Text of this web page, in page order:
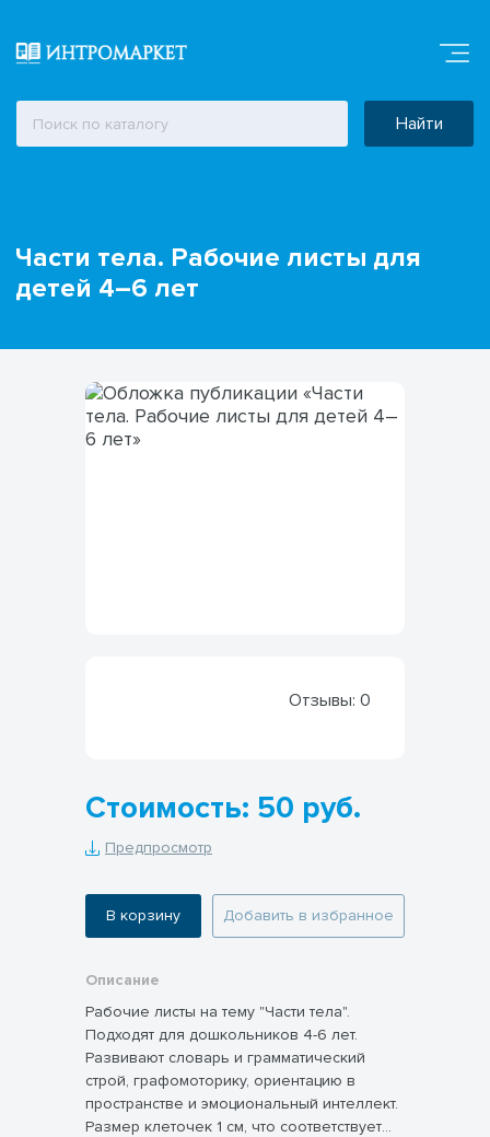
Найти
Части тела. Рабочие листы для
детей 4–6 лет
Отзывы: 0
Стоимость: 50 руб.
Предпросмотр
В корзину Добавить в избранное
Описание
Рабочие листы на тему "Части тела".
Подходят для дошкольников 4-6 лет.
Развивают словарь и грамматический
строй, графомоторику, ориентацию в
пространстве и эмоциональный интеллект.
Размер клеточек 1 см, что соответствует